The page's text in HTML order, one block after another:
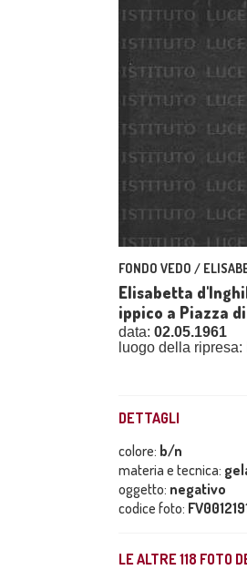
FONDO VEDO /
Elisabetta
ippico a Piazza
data: 02.05.1961
luogo della ripresa:
DETTAGLI
colore: b/n
materia e tecnica:
oggetto: negativo
codice foto:
LE ALTRE118 FOTO